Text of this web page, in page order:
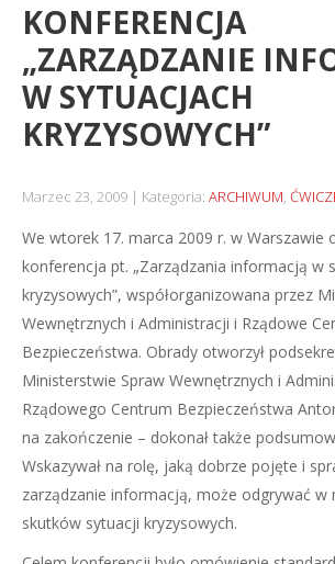
KONFERENCJA
„ZARZĄDZANIE
W SYTUACJACH
KRYZYSOWYCH”
Marzec 23, 2009 Kategoria: ARCHIWUM,
We wtorek 17. marca 2009 r. w Warszawie
konferencja pt. „Zarządzania informacją w
kryzysowych”, współorganizowana przez
Wewnętrznych i Administracji i Rządowe
Bezpieczeństwa. Obrady otworzył
Ministerstwie Spraw Wewnętrznych i
Rządowego Centrum Bezpieczeństwa
na zakończenie – dokonał także
Wskazywał na rolę, jaką dobrze pojęte i
zarządzanie informacją, może odgrywać w
skutków sytuacji kryzysowych.